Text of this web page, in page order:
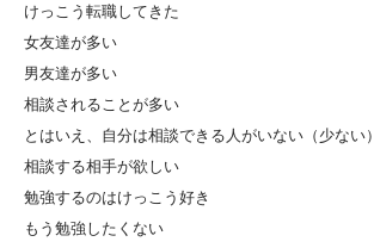
けっこう転職してきた
女友達が多い
男友達が多い
相談されることが多い
とはいえ、自分は相談できる人がいない（少ない）
相談する相手が欲しい
勉強するのはけっこう好き
もう勉強したくない